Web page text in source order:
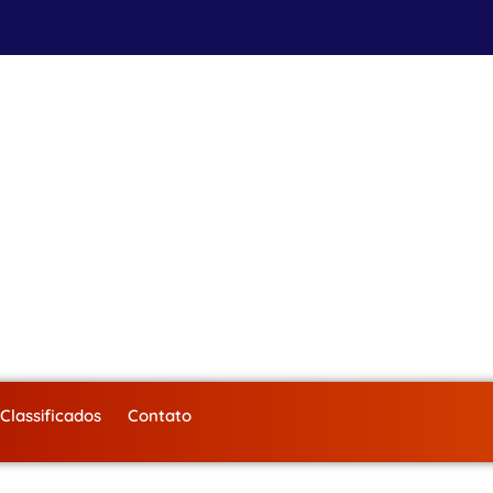
Classificados Contato